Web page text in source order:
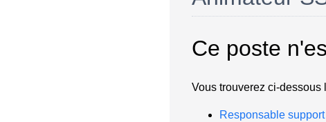
Ce poste
Vous trouverez ci-dessous
Responsable